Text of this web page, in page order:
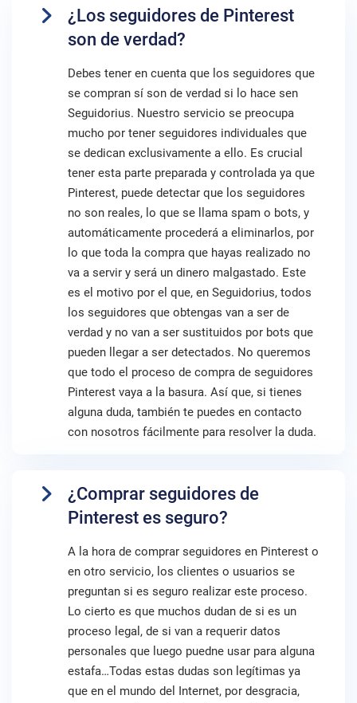
¿Los seguidores de Pinterest
son de verdad?
Debes tener en cuenta que los seguidores que
se compran sí son de verdad si lo hace sen
Seguidorius. Nuestro servicio se preocupa
mucho por tener seguidores individuales que
se dedican exclusivamente a ello. Es crucial
tener esta parte preparada y controlada ya que
Pinterest, puede detectar que los seguidores
no son reales, lo que se llama spam o bots, y
automáticamente procederá a eliminarlos, por
lo que toda la compra que hayas realizado no
va a servir y será un dinero malgastado. Este
es el motivo por el que, en Seguidorius, todos
los seguidores que obtengas van a ser de
verdad y no van a ser sustituidos por bots que
pueden llegar a ser detectados. No queremos
que todo el proceso de compra de seguidores
Pinterest vaya a la basura. Así que, si tienes
alguna duda, también te puedes en contacto
con nosotros fácilmente para resolver la duda.
¿Comprar seguidores de
Pinterest es seguro?
A la hora de comprar seguidores en Pinterest o
en otro servicio, los clientes o usuarios se
preguntan si es seguro realizar este proceso.
Lo cierto es que muchos dudan de si es un
proceso legal, de si van a requerir datos
personales que luego puedne usar para alguna
estafa…Todas estas dudas son legítimas ya
que en el mundo del Internet, por desgracia,